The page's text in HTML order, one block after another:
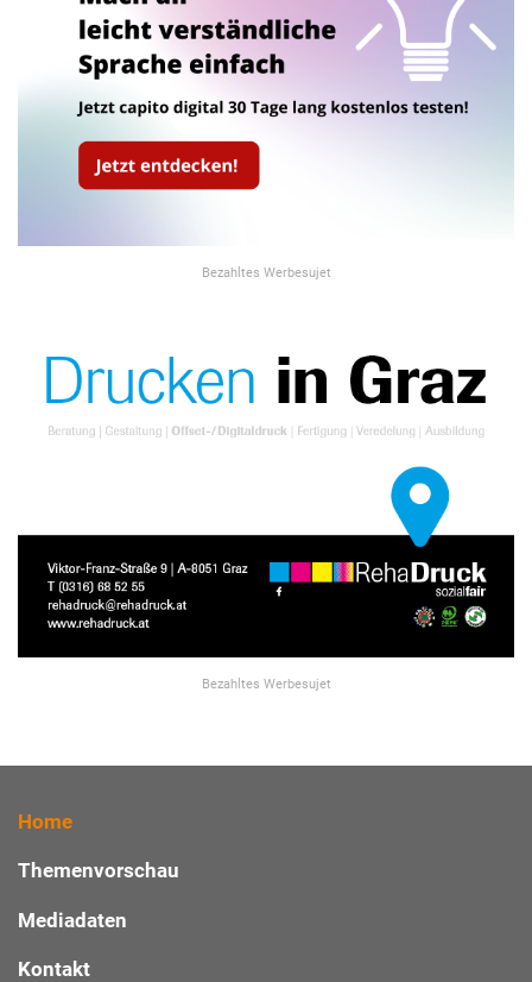
Bezahltes Werbesujet
Bezahltes Werbesujet
Home
Themenvorschau
Mediadaten
Kontakt